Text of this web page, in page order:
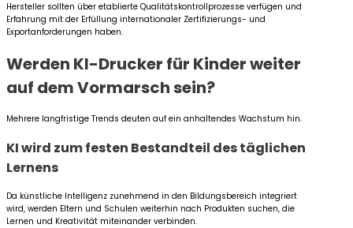
Hersteller sollten über etablierte Qualitätskontrollprozesse verfügen und
Erfahrung mit der Erfüllung internationaler Zertifizierungs- und
Exportanforderungen haben.
Werden KI-Drucker für Kinder weiter
auf dem Vormarsch sein?
Mehrere langfristige Trends deuten auf ein anhaltendes Wachstum hin.
KI wird zum festen Bestandteil des täglichen
Lernens
Da künstliche Intelligenz zunehmend in den Bildungsbereich integriert
wird, werden Eltern und Schulen weiterhin nach Produkten suchen, die
Lernen und Kreativität miteinander verbinden.